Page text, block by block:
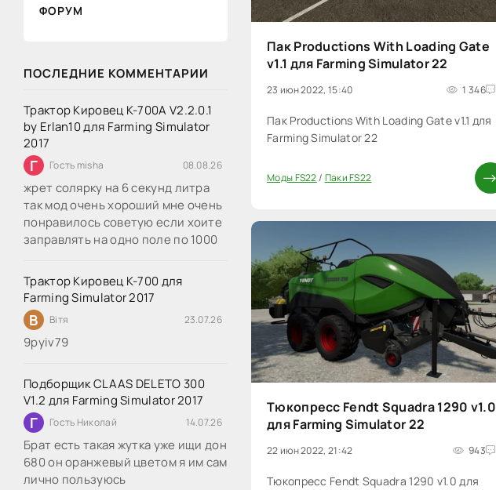
ФОРУМ
ПОСЛЕДНИЕ КОММЕНТАРИИ
Трактор Кировец К-700А V2.2.0.1
by Erlan10 для Farming Simulator
2017
Г Гость misha 08.08.26
жрет солярку на 6 секунд литра
так мод очень хороший мне очень
понравилось советую если хоите
заправлять на одно поле по 1000
Трактор Кировец К-700 для
Farming Simulator 2017
В Вітя 23.07.26
9руіv79
Подборщик CLAAS DELETO 300
V1.2 для Farming Simulator 2017
Г Гость Николай 14.07.26
Брат есть такая жутка уже ищи дон
680 он оранжевый цветом я им сам
лично пользуюсь
Пак Productions With Loading Gate
v1.1 для Farming Simulator 22
23 июн 2022, 15:40 1 346
Пак Productions With Loading Gate v1.1 для
Farming Simulator 22
0
Моды FS22/ Паки FS22
Тюкопресс Fendt Squadra 1290 v1.0
для Farming Simulator 22
22 июн 2022, 21:42 943
Тюкопресс Fendt Squadra 1290 v1.0 для